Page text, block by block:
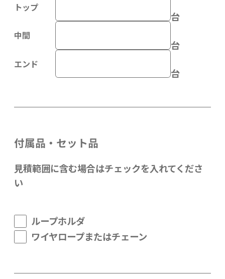
トップ
台
中間
台
エンド
台
付属品・セット品
見積範囲に含む場合はチェックを入れてくださ
い
ループホルダ
ワイヤロープまたはチェーン